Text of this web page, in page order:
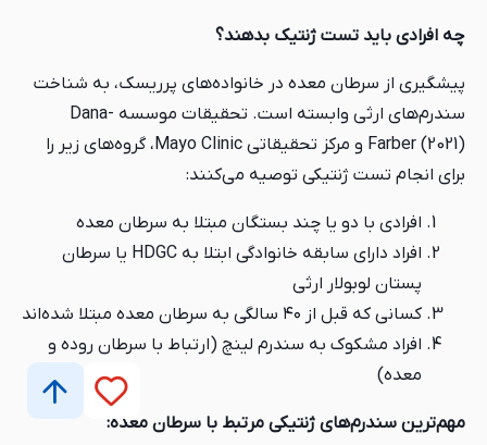
چه افرادی باید تست ژنتیک بدهند؟
پیشگیری از سرطان معده در خانواده‌های پرریسک، به شناخت
سندرم‌های ارثی وابسته است. تحقیقات موسسه Dana-
Farber (2021) و مرکز تحقیقاتی Mayo Clinic، گروه‌های زیر را
برای انجام تست ژنتیکی توصیه می‌کنند:
افرادی با دو یا چند بستگان مبتلا به سرطان معده
افراد دارای سابقه خانوادگی ابتلا به HDGC یا سرطان
پستان لوبولار ارثی
کسانی که قبل از ۴۰ سالگی به سرطان معده مبتلا شده‌اند
افراد مشکوک به سندرم لینچ (ارتباط با سرطان روده و
معده)
مهم‌ترین سندرم‌های ژنتیکی مرتبط با سرطان معده: